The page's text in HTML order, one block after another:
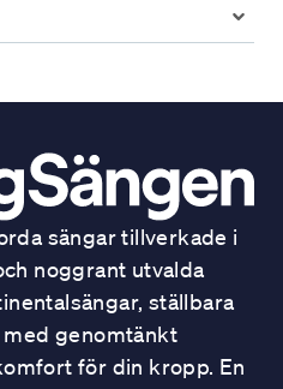
sängar tillverkade i
noggrant utvalda
ställbara
genomtänkt
för din kropp. En